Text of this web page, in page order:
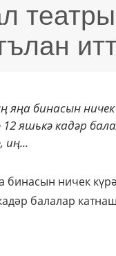
бинасын ничек
12 яшькә кадәр
иң...
ничек
балалар